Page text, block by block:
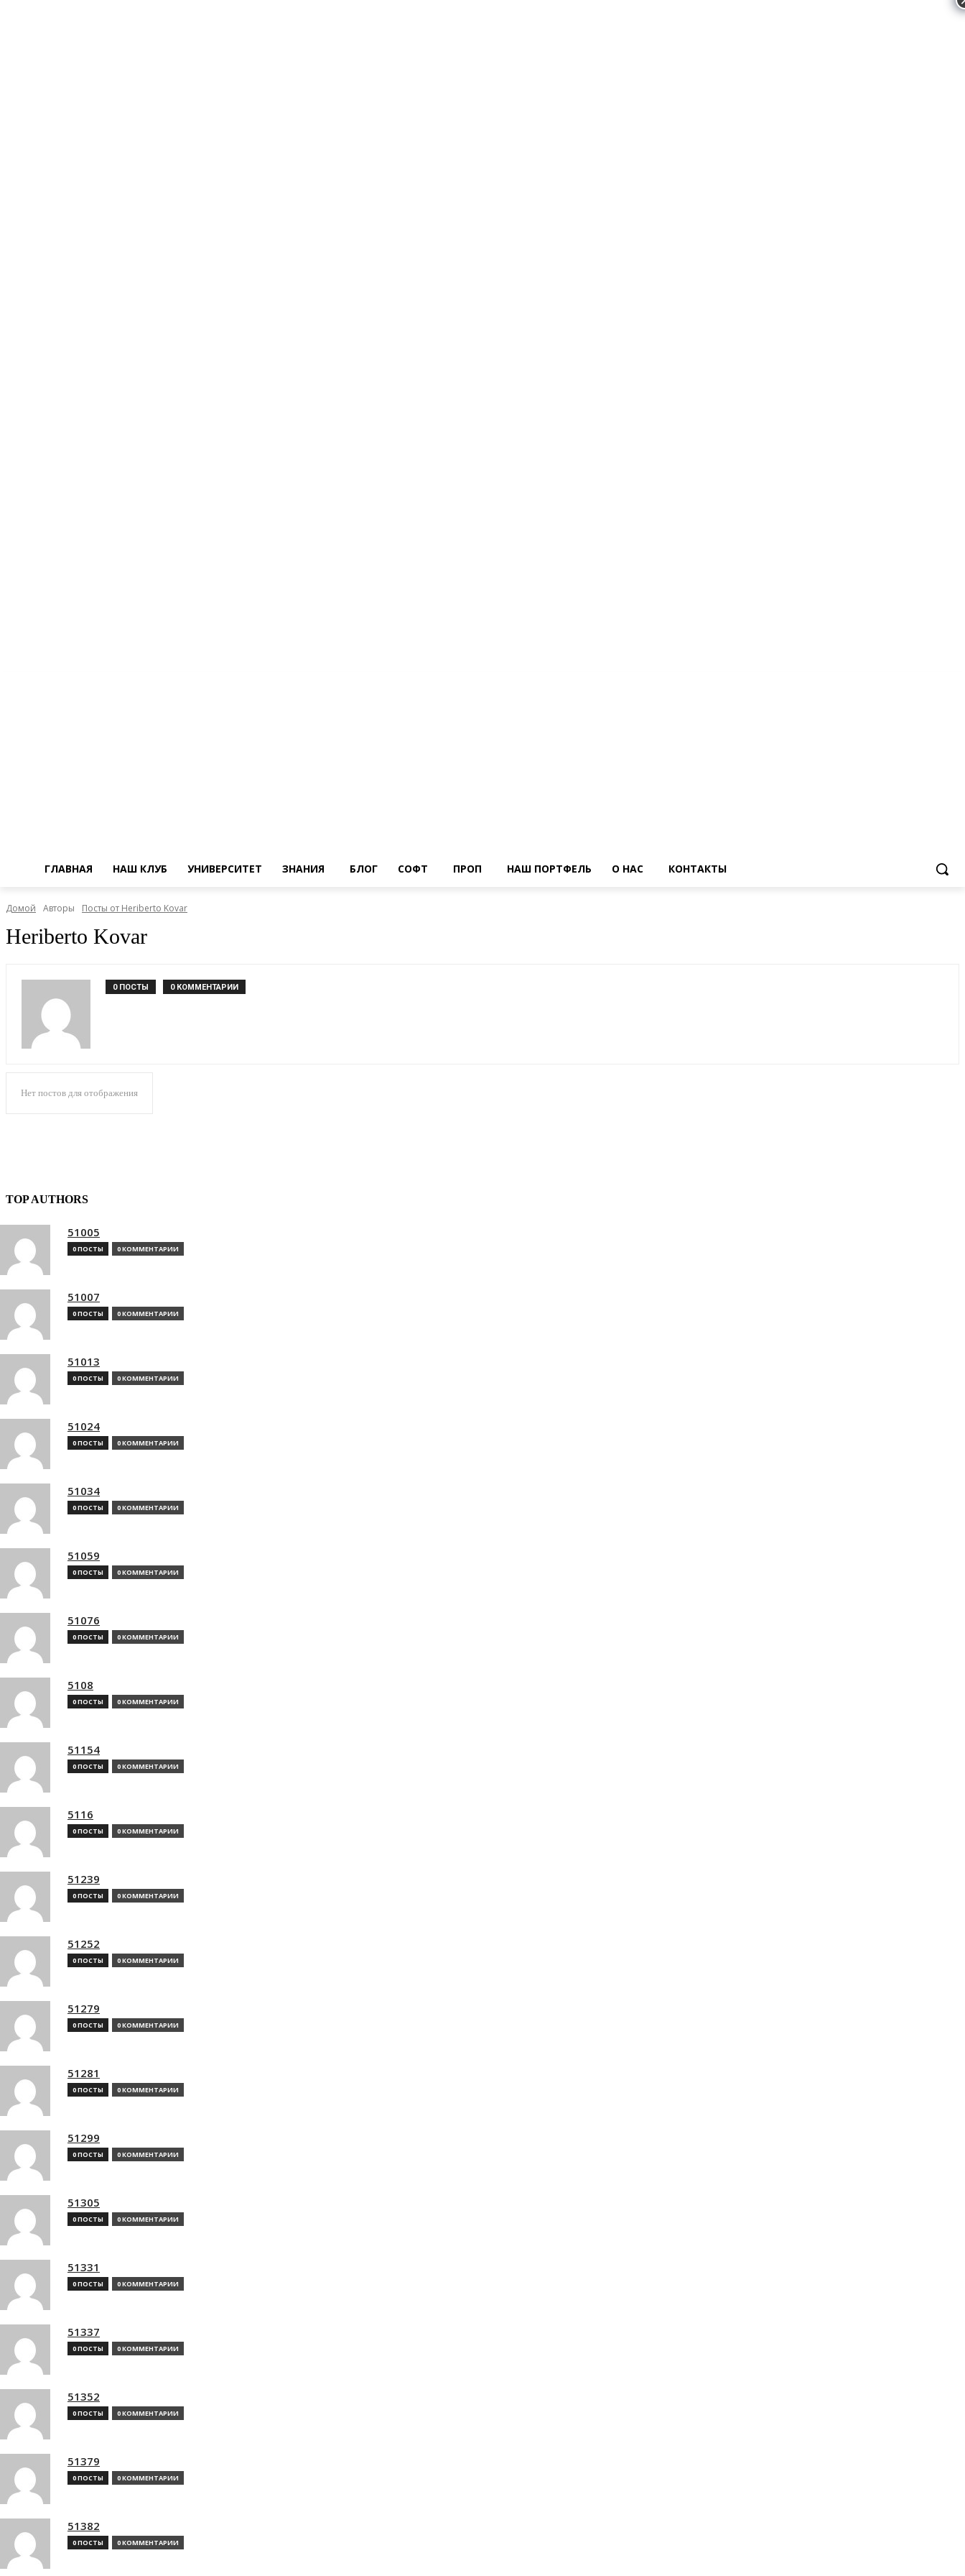
ГЛАВНАЯ НАШ КЛУБ УНИВЕРСИТЕТ ЗНАНИЯ БЛОГ СОФТ ПРОП НАШ ПОРТФЕЛЬ О НАС КОНТАКТЫ
Домой Авторы Посты от Heriberto Kovar
Heriberto Kovar
0 ПОСТЫ 0 КОММЕНТАРИИ
Нет постов для отображения
TOP AUTHORS
51005
0 ПОСТЫ 0 КОММЕНТАРИИ
51007
0 ПОСТЫ 0 КОММЕНТАРИИ
51013
0 ПОСТЫ 0 КОММЕНТАРИИ
51024
0 ПОСТЫ 0 КОММЕНТАРИИ
51034
0 ПОСТЫ 0 КОММЕНТАРИИ
51059
0 ПОСТЫ 0 КОММЕНТАРИИ
51076
0 ПОСТЫ 0 КОММЕНТАРИИ
5108
0 ПОСТЫ 0 КОММЕНТАРИИ
51154
0 ПОСТЫ 0 КОММЕНТАРИИ
5116
0 ПОСТЫ 0 КОММЕНТАРИИ
51239
0 ПОСТЫ 0 КОММЕНТАРИИ
51252
0 ПОСТЫ 0 КОММЕНТАРИИ
51279
0 ПОСТЫ 0 КОММЕНТАРИИ
51281
0 ПОСТЫ 0 КОММЕНТАРИИ
51299
0 ПОСТЫ 0 КОММЕНТАРИИ
51305
0 ПОСТЫ 0 КОММЕНТАРИИ
51331
0 ПОСТЫ 0 КОММЕНТАРИИ
51337
0 ПОСТЫ 0 КОММЕНТАРИИ
51352
0 ПОСТЫ 0 КОММЕНТАРИИ
51379
0 ПОСТЫ 0 КОММЕНТАРИИ
51382
0 ПОСТЫ 0 КОММЕНТАРИИ